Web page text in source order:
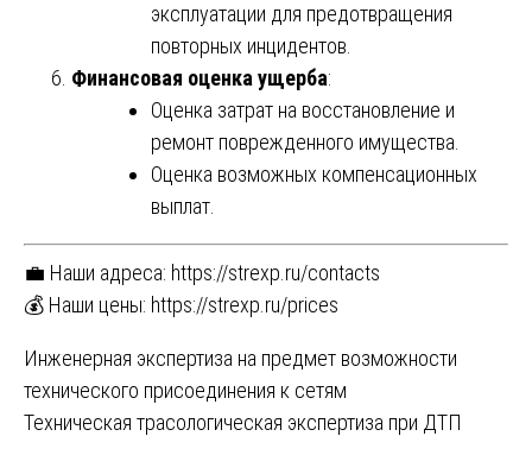
эксплуатации для предотвращения
повторных инцидентов.
Финансовая оценка ущерба:
Оценка затрат на восстановление и
ремонт поврежденного имущества.
Оценка возможных компенсационных
выплат.
💼 Наши адреса: https://strexp.ru/contacts
💰 Наши цены: https://strexp.ru/prices
Навигация
по
Инженерная экспертиза на предмет возможности
технического присоединения к сетям
Техническая трасологическая экспертиза при ДТП